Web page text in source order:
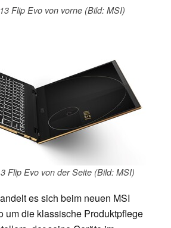
Flip Evo von vorne (Bild: MSI)
Flip Evo von der Seite (Bild: MSI)
es sich beim neuen MSI
um die klassische Produktpflege